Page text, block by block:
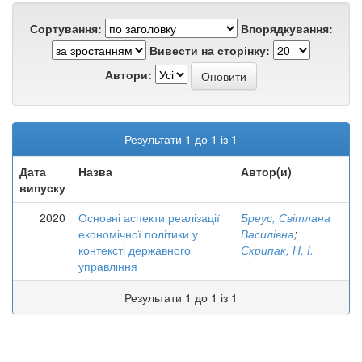
Сортування:
Впорядкування:
Вивести на сторінку:
Автори:
Результати 1 до 1 із 1
Дата
випуску
Назва Автор(и)
2020
Основні аспекти реалізації
економічної політики у
контексті державного
управління
Бреус, Світлана
Василівна;
Скрипак, Н. І.
Результати 1 до 1 із 1